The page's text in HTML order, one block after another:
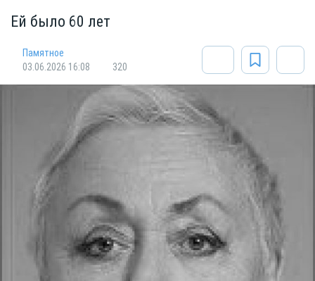
Ей было 60 лет
Памятное
03.06.2026 16:08
320